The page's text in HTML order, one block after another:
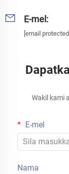
E-mel:
[email
Wakil kami
E-mel
Nama